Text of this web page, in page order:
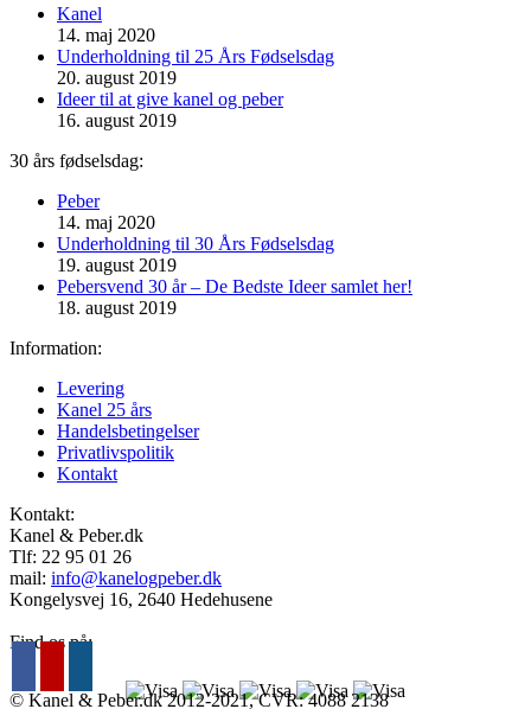
Kanel
14. maj 2020
Underholdning til 25 Års Fødselsdag
20. august 2019
Ideer til at give kanel og peber
16. august 2019
30 års fødselsdag:
Peber
14. maj 2020
Underholdning til 30 Års Fødselsdag
19. august 2019
Pebersvend 30 år – De Bedste Ideer samlet her!
18. august 2019
Information:
Levering
Kanel 25 års
Handelsbetingelser
Privatlivspolitik
Kontakt
Kontakt:
Kanel & Peber.dk
Tlf: ‭22 95 01 26‬
mail: info@kanelogpeber.dk
Kongelysvej 16, 2640 Hedehusene
Find os på:
© Kanel & Peber.dk 2012-2021, CVR: 4088 2138